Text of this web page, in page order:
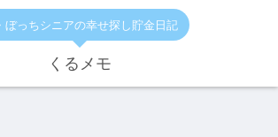
ぼっちシニアの幸せ探し貯金日記
くるメモ